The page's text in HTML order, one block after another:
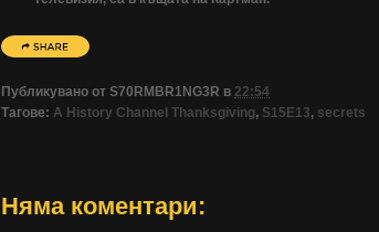
Публикувано от S70RMBR1NG3R в 22:54
Тагове: A History Channel Thanksgiving, S15E13, secrets
Няма коментари: